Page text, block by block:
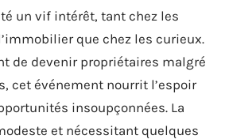
un vif intérêt, tant chez les
que chez les curieux.
de devenir propriétaires malgré
cet événement nourrit l’espoir
insoupçonnées. La
et nécessitant quelques